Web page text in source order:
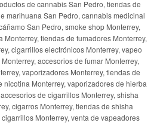
de cannabis San Pedro, tiendas de
marihuana San Pedro, cannabis medicinal
San Pedro, smoke shop Monterrey,
tiendas de fumadores Monterrey,
cigarrillos electrónicos Monterrey, vapeo
accesorios de fumar Monterrey,
vaporizadores Monterrey, tiendas de
nicotina Monterrey, vaporizadores de hierba
de cigarrillos Monterrey, shisha
cigarros Monterrey, tiendas de shisha
Monterrey, venta de vapeadores